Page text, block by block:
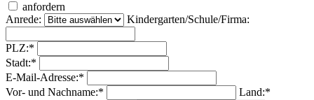
anfordern
Anrede:
Kindergarten/Schule/Firma:
PLZ:*
Stadt:*
E-Mail-Adresse:*
Vor- und Nachname:* Land:*